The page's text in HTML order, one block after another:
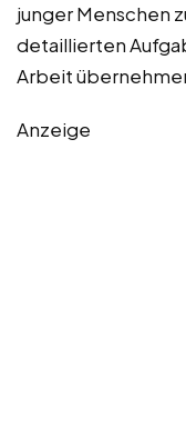
junger Menschen
detaillierten
Arbeit
Anzeige